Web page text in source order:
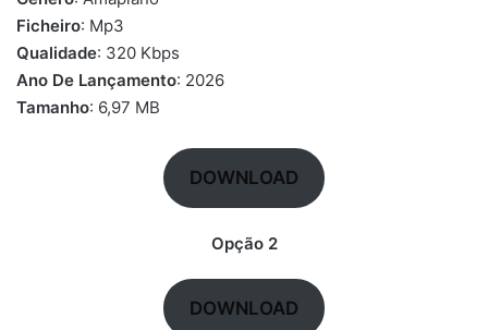
Ficheiro: Mp3
Qualidade: 320 Kbps
Ano De Lançamento: 2026
Tamanho: 6,97 MB
DOWNLOAD
Opção 2
DOWNLOAD